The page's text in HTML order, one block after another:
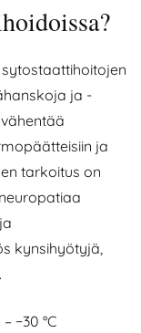
ja -
ja
tarkoitus on
kynsihyötyjä,
−30 °C